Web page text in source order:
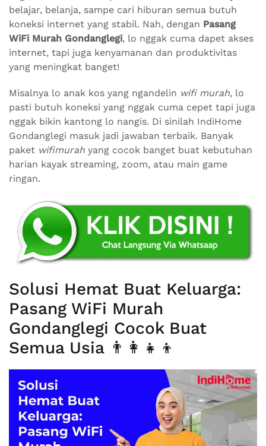
belajar, belanja, sampe cari hiburan semua butuh
koneksi internet yang stabil. Nah, dengan Pasang
WiFi Murah Gondanglegi, lo nggak cuma dapet akses
internet, tapi juga kenyamanan dan produktivitas
yang meningkat banget!
Misalnya lo anak kos yang ngandelin wifi murah, lo
pasti butuh koneksi yang nggak cuma cepet tapi juga
nggak bikin kantong lo nangis. Di sinilah IndiHome
Gondanglegi masuk jadi jawaban terbaik. Banyak
paket wifimurah yang cocok banget buat kebutuhan
harian kayak streaming, zoom, atau main game
ringan.
Solusi Hemat Buat Keluarga:
Pasang WiFi Murah
Gondanglegi Cocok Buat
Semua Usia 👨‍👩‍👧‍👦